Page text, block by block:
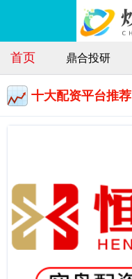
首页 鼎合投研
十大配资平台推荐